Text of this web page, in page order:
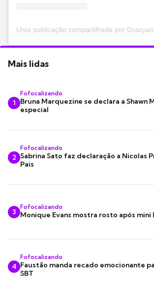
Mais lidas
1
Fofocalizando
Bruna Marquezine se declara a Shawn
especial
2
Fofocalizando
Sabrina Sato faz declaração a Nicolas
Pais
3
Fofocalizando
Monique Evans mostra rosto após
4
Fofocalizando
Faustão manda recado emocionante
SBT